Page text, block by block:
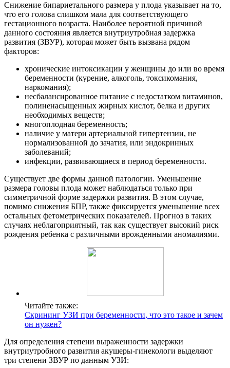
Снижение бипариетального размера у плода указывает на то,
что его голова слишком мала для соответствующего
гестационного возраста. Наиболее вероятной причиной
данного состояния является внутриутробная задержка
развития (ЗВУР), которая может быть вызвана рядом
факторов:
хронические интоксикации у женщины до или во время
беременности (курение, алкоголь, токсикомания,
наркомания);
несбалансированное питание с недостатком витаминов,
полиненасыщенных жирных кислот, белка и других
необходимых веществ;
многоплодная беременность;
наличие у матери артериальной гипертензии, не
нормализованной до зачатия, или эндокринных
заболеваний;
инфекции, развивающиеся в период беременности.
Существует две формы данной патологии. Уменьшение
размера головы плода может наблюдаться только при
симметричной форме задержки развития. В этом случае,
помимо снижения БПР, также фиксируется уменьшение всех
остальных фетометрических показателей. Прогноз в таких
случаях неблагоприятный, так как существует высокий риск
рождения ребенка с различными врожденными аномалиями.
Читайте также:
Скрининг УЗИ при беременности, что это такое и зачем
он нужен?
Для определения степени выраженности задержки
внутриутробного развития акушеры-гинекологи выделяют
три степени ЗВУР по данным УЗИ: